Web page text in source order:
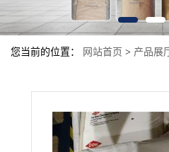
您当前的位置： 网站首页 > 产品展